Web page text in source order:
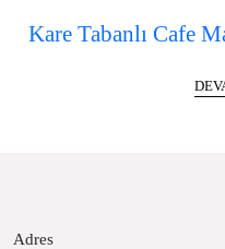
Kare Tabanlı Cafe
Adres